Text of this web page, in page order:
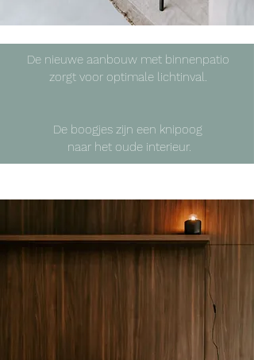
De nieuwe aanbouw met binnenpatio
zorgt voor optimale lichtinval.
De boogjes zijn een knipoog
naar het oude interieur.